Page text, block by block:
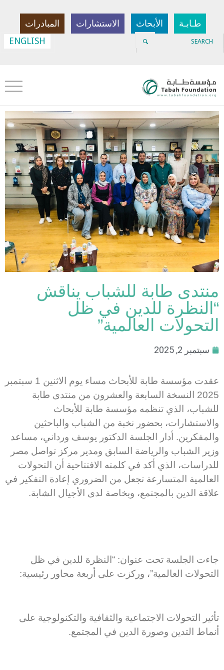
طـابـة الأبحاث الاستشارات المبادرات
ENGLISH
منتدى طابة للشباب يناقش
“النظرة للدين في ظل
التحولات العالمية”
سبتمبر 2, 2025
عقدت مؤسسة طابة للأبحاث مساء يوم الاثنين 1 سبتمبر
2025 النسخة السابعة والعشرون من منتدى طابة
للشباب، الذي تنظمه مؤسسة طابة للأبحاث
والاستشارات، بحضور نخبة من الشباب والباحثين
والمفكرين. أدار الجلسة الدكتور يوسف ورداني، مساعد
وزير الشباب والرياضة السابق ومدير مركز تواصل مصر
للدراسات، الذي أكد في كلمته الافتتاحية أن التحولات
العالمية المتسارعة تجعل من الضروري إعادة التفكير في
علاقة الدين بالمجتمع، وبخاصة لدى الأجيال الشابة.
جاءت الجلسة تحت عنوان: “النظرة للدين في ظل
التحولات العالمية”، وركزت على أربعة محاور رئيسية:
تأثير التحولات الاجتماعية والثقافية والتكنولوجية على
أنماط التدين وصورة الدين في المجتمع.